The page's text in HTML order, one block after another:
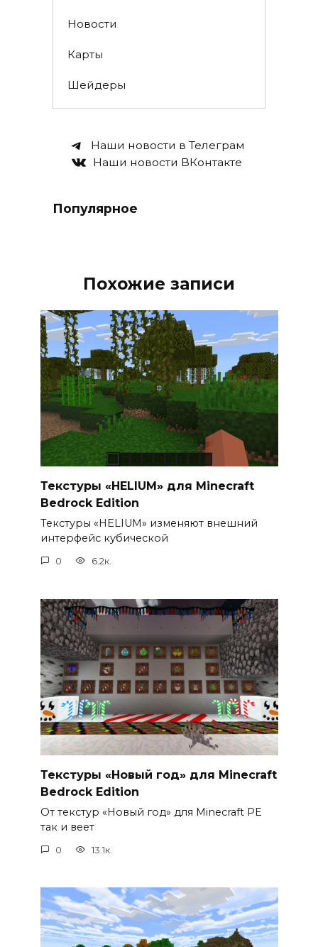
Новости
Карты
Шейдеры
Наши новости в Телеграм
Наши новости ВКонтакте
Популярное
Похожие записи
Текстуры «HELIUM» для Minecraft
Bedrock Edition
Текстуры «HELIUM» изменяют внешний
интерфейс кубической
0 6.2к.
Текстуры «Новый год» для Minecraft
Bedrock Edition
От текстур «Новый год» для Minecraft PE
так и веет
0 13.1к.